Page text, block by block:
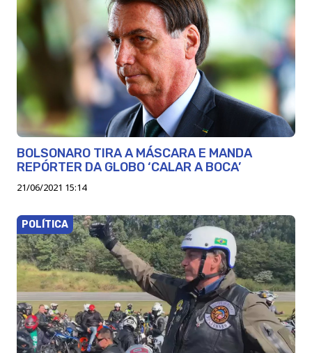
BOLSONARO TIRA A MÁSCARA E MANDA
REPÓRTER DA GLOBO ‘CALAR A BOCA’
21/06/2021 15:14
POLÍTICA